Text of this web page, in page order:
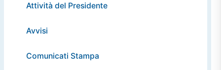
Attività del Presidente
Avvisi
Comunicati Stampa